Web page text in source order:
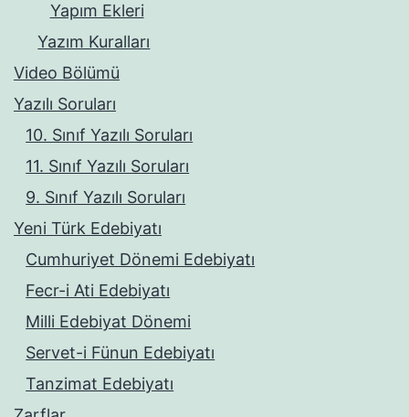
Yapım Ekleri
Yazım Kuralları
Video Bölümü
Yazılı Soruları
10. Sınıf Yazılı Soruları
11. Sınıf Yazılı Soruları
9. Sınıf Yazılı Soruları
Yeni Türk Edebiyatı
Cumhuriyet Dönemi Edebiyatı
Fecr-i Ati Edebiyatı
Milli Edebiyat Dönemi
Servet-i Fünun Edebiyatı
Tanzimat Edebiyatı